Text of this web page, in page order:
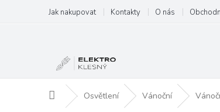
obsah
Jak nakupovat Kontakty O nás
Domů Osvětlení Vánoční